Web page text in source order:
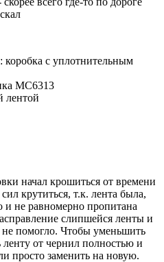
коробка с уплотнительным
МС6313
лентой
начал крошиться от времени
крутиться, т.к. лента была,
и не равномерно пропитана
слипшейся ленты и
помогло. Чтобы уменьшить
от чернил полностью и
просто заменить на новую.